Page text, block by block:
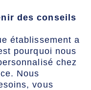
des conseils
établissement a
pourquoi nous
chez
Nous
vous